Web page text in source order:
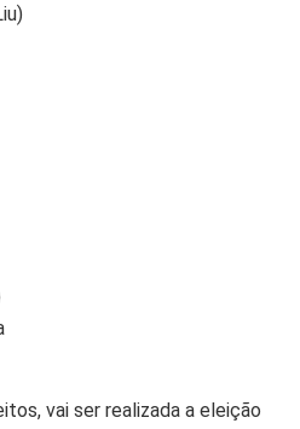
vai ser realizada a eleição